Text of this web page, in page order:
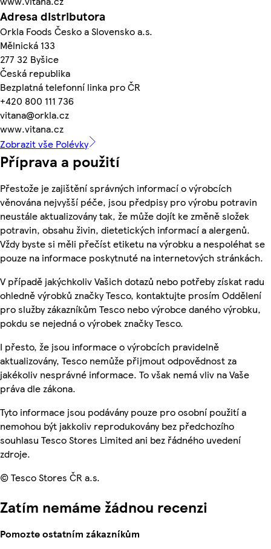
Adresa distributora
Orkla Foods Česko a Slovensko a.s.
Mělnická 133
277 32 Byšice
Česká republika
Bezplatná telefonní linka pro ČR
+420 800 111 736
vitana@orkla.cz
www.vitana.cz
Zobrazit vše Polévky
Příprava a použití
Přestože je zajištění správných informací o výrobcích
věnována nejvyšší péče, jsou předpisy pro výrobu potravin
neustále aktualizovány tak, že může dojít ke změně složek
potravin, obsahu živin, dietetických informací a alergenů.
Vždy byste si měli přečíst etiketu na výrobku a nespoléhat se
pouze na informace poskytnuté na internetových stránkách.
V případě jakýchkoliv Vašich dotazů nebo potřeby získat radu
ohledně výrobků značky Tesco, kontaktujte prosím Oddělení
pro služby zákazníkům Tesco nebo výrobce daného výrobku,
pokdu se nejedná o výrobek značky Tesco.
I přesto, že jsou informace o výrobcích pravidelně
aktualizovány, Tesco nemůže přijmout odpovědnost za
jakékoliv nesprávné informace. To však nemá vliv na Vaše
práva dle zákona.
Tyto informace jsou podávány pouze pro osobní použití a
nemohou být jakkoliv reprodukovány bez předchozího
souhlasu Tesco Stores Limited ani bez řádného uvedení
zdroje.
© Tesco Stores ČR a.s.
Zatím nemáme žádnou recenzi
Pomozte ostatním zákazníkům